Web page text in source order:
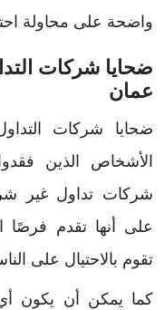
واضحة على محاولة
ضحايا شركات
عمان
ضحايا شركات
الأشخاص الذين
شركات تداول غير
على أنها تقدم فرصًا
تقوم بالاحتيال على
كما يمكن أن يكون